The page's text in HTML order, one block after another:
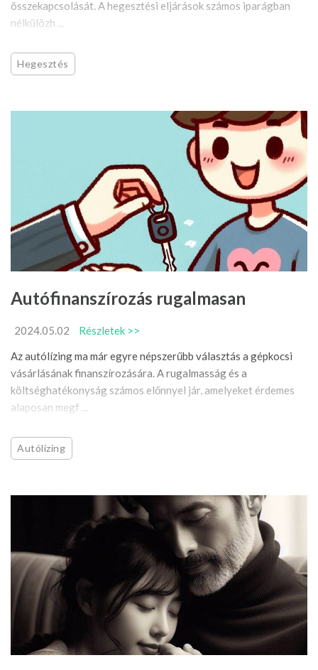
összekapcsolását. A hegesztési eljárások számos iparágban
nélkülözh ...
Hegesztés
Autófinanszírozás rugalmasan
2024.05.02
Részletek >>
Az autólízing ma már egyre népszerűbb választás a gépkocsi
vásárlásának finanszírozására. A rugalmasság és a
költséghatékonyság számos előnnyel jár, amelyeket érdemes
alaposan megf ...
Autólízing